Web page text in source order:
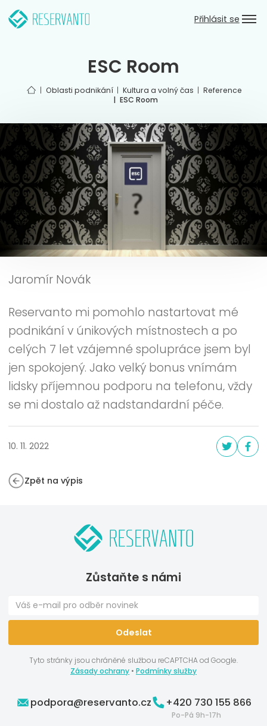
Přihlásit se
ESC Room
ÚvodOblasti podnikání Kultura a volný čas
Reference
ESC Room
Jaromír Novák
Reservanto mi pomohlo nastartovat mé
podnikání v únikových místnostech a po
celých 7 let vzájemné spolupráce jsem byl
jen spokojený. Jako velký bonus vnímám
lidsky příjemnou podporu na telefonu, vždy
se mi dostalo až nadstandardní péče.
10. 11. 2022
Zpět na výpis
Zůstaňte s námi
Tyto stránky jsou chráněné službou reCAPTCHA od Google.
Zásady ochrany • Podmínky služby
podpora@reservanto.cz +420 730 155 866
Po-Pá 9h-17h